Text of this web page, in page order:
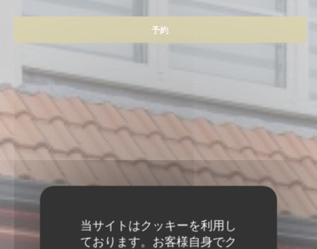
当サイトはクッキーを利用し
ております。お客様自身でク
予約